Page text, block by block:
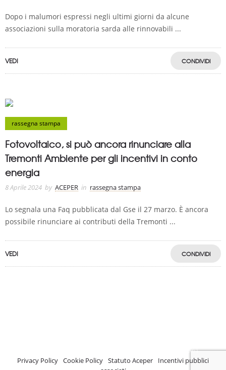
Dopo i malumori espressi negli ultimi giorni da alcune
associazioni sulla moratoria sarda alle rinnovabili ...
VEDI CONDIVIDI
rassegna stampa
Fotovoltaico, si può ancora rinunciare alla
Tremonti Ambiente per gli incentivi in conto
energia
8 Aprile 2024 by ACEPER in rassegna stampa
Lo segnala una Faq pubblicata dal Gse il 27 marzo. È ancora
possibile rinunciare ai contributi della Tremonti ...
VEDI CONDIVIDI
Numero di identificazione nel Registro: 2018-57811982-61
Privacy Policy Cookie Policy Statuto Aceper
Incentivi pubblici